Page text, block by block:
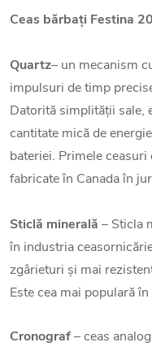
Ceas bărbați Festina
Quartz– un mecanism
impulsuri de timp
Datorită simplității sale,
cantitate mică de
bateriei. Primele
fabricate în Canada în
Sticlă minerală – Sticla
în industria
zgârieturi și mai
Este cea mai populară
Cronograf– ceas